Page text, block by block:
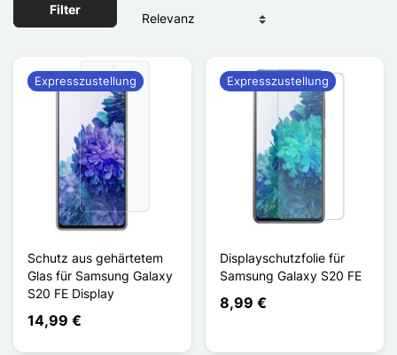
Filter
Schutz aus gehärtetem
Glas für Samsung Galaxy
S20 FE Display
14,99 €
Expresszustellung
Displayschutzfolie für
Samsung Galaxy S20 FE
8,99 €
Expresszustellung